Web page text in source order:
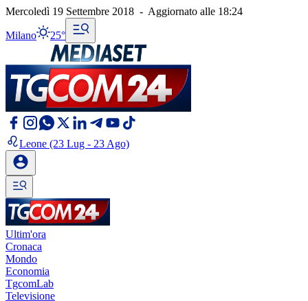
Mercoledì 19 Settembre 2018 - Aggiornato alle 18:24
Milano 25°
Leone (23 Lug - 23 Ago)
Ultim'ora
Cronaca
Mondo
Economia
TgcomLab
Televisione